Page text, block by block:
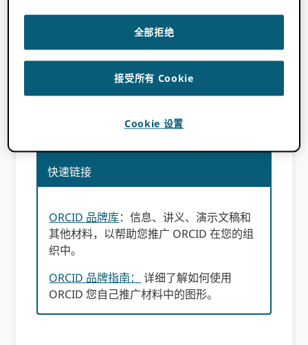
在整个过程中与您的用户沟通 ORCID 集成开发
项目与集成开发本身同样重要。
在此页面上，您将找到许多资源来提高对
ORCID 在您的组织内，传达您即将进行的整合
的价值——以及拥有一个 ORCID 记录——提供
助您解决技术方面的问题 ORCID 积分。
快速链接
ORCID 品牌库：信息、讲义、演示文稿和
其他材料，以帮助您推广 ORCID 在您的组
织中。
ORCID 品牌指南：
详细了解如何使用
ORCID 您自己推广材料中的图形。
全部拒绝
接受所有 Cookie
Cookie 设置